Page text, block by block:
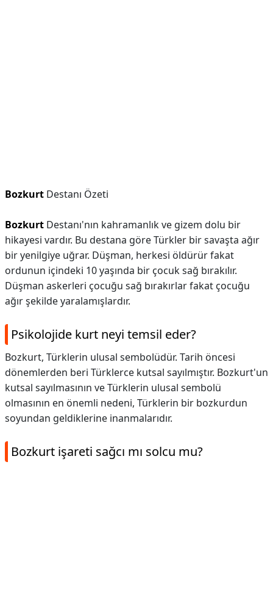
Bozkurt Destanı Özeti
Bozkurt Destanı'nın kahramanlık ve gizem dolu bir
hikayesi vardır. Bu destana göre Türkler bir savaşta ağır
bir yenilgiye uğrar. Düşman, herkesi öldürür fakat
ordunun içindeki 10 yaşında bir çocuk sağ bırakılır.
Düşman askerleri çocuğu sağ bırakırlar fakat çocuğu
ağır şekilde yaralamışlardır.
Psikolojide kurt neyi temsil eder?
Bozkurt, Türklerin ulusal sembolüdür. Tarih öncesi
dönemlerden beri Türklerce kutsal sayılmıştır. Bozkurt'un
kutsal sayılmasının ve Türklerin ulusal sembolü
olmasının en önemli nedeni, Türklerin bir bozkurdun
soyundan geldiklerine inanmalarıdır.
Bozkurt işareti sağcı mı solcu mu?